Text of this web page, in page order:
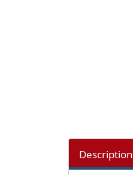
Description